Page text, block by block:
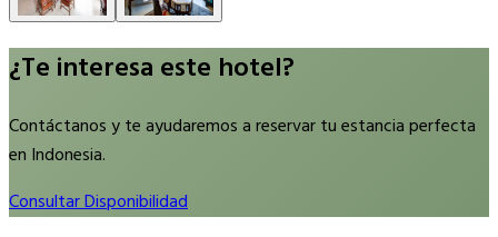
¿Te interesa este hotel?
Contáctanos y te ayudaremos a reservar tu estancia perfecta
en Indonesia.
Consultar Disponibilidad